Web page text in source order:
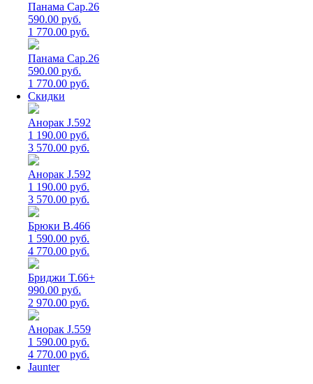
Панама Cap.26
590.00 руб.
1 770.00 руб.
Панама Cap.26
590.00 руб.
1 770.00 руб.
Скидки
Анорак J.592
1 190.00 руб.
3 570.00 руб.
Анорак J.592
1 190.00 руб.
3 570.00 руб.
Брюки B.466
1 590.00 руб.
4 770.00 руб.
Бриджи T.66+
990.00 руб.
2 970.00 руб.
Анорак J.559
1 590.00 руб.
4 770.00 руб.
Jaunter